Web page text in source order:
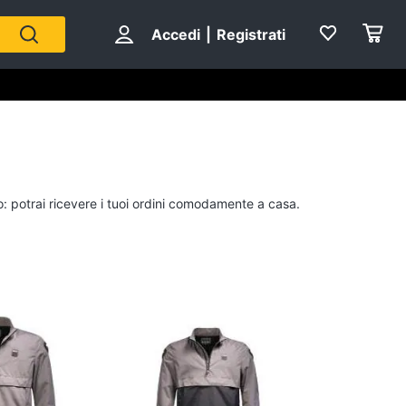
Accedi Registrati
potrai ricevere i tuoi ordini comodamente a casa.